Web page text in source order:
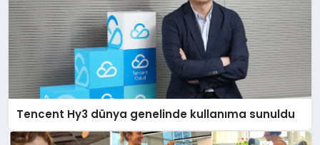
Tencent Hy3 dünya genelinde kullanıma sunuldu